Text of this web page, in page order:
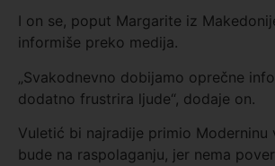
I on se, poput Margarite iz
informiše preko medija.
„Svakodnevno dobijamo oprečne
dodatno frustrira ljude“, dodaje on.
Vuletić bi najradije primio Moderninu
bude na raspolaganju, jer nema